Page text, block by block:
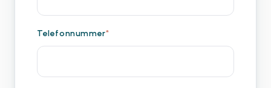
Telefonnummer*